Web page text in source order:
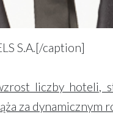
S.A.[/caption]
liczby hoteli,
za dynamicznym